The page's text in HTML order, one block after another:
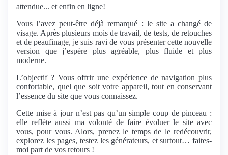
attendue... et enfin en ligne!
Vous l’avez peut-être déjà remarqué : le site a changé de
visage. Après plusieurs mois de travail, de tests, de retouches
et de peaufinage, je suis ravi de vous présenter cette nouvelle
version que j’espère plus agréable, plus fluide et plus
moderne.
L’objectif ? Vous offrir une expérience de navigation plus
confortable, quel que soit votre appareil, tout en conservant
l’essence du site que vous connaissez.
Cette mise à jour n’est pas qu’un simple coup de pinceau :
elle reflète aussi ma volonté de faire évoluer le site avec
vous, pour vous. Alors, prenez le temps de le redécouvrir,
explorez les pages, testez les générateurs, et surtout… faites-
moi part de vos retours !